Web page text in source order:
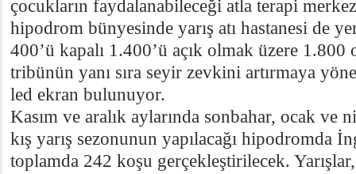
çocukların faydalanabileceği atla terapi
hipodrom bünyesinde yarış atı hastanesi de
400’ü kapalı 1.400’ü açık olmak üzere 1.800
tribünün yanı sıra seyir zevkini artırmaya
led ekran bulunuyor.
Kasım ve aralık aylarında sonbahar, ocak ve
kış yarış sezonunun yapılacağı hipodromda
toplamda 242 koşu gerçekleştirilecek.